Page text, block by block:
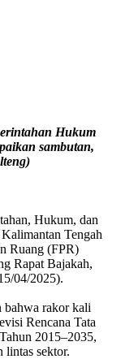
Hukum
sambutan,
Hukum, dan
Tengah
Ruang (FPR)
Rapat Bajakah,
04/2025).
bahwa rakor kali
Rencana Tata
2015–2035,
lintas sektor.